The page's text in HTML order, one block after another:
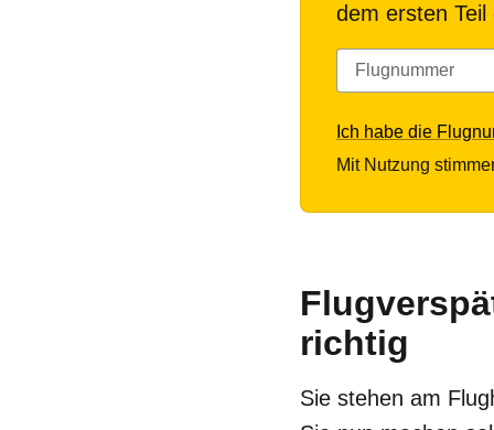
dem ersten
Ich habe die
Mit Nutzung
richtig
Sie stehen am